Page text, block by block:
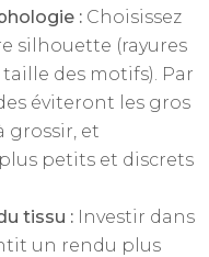
: Choisissez
silhouette (rayures
des motifs). Par
éviteront les gros
grossir, et
petits et discrets
tissu : Investir dans
un rendu plus